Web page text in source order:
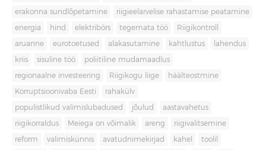
erakonna sundlõpetamine riigieelarvelise rahastamise peatamine
energia hind elektribörs tegemata töö Riigikontroll
aruanne eurotoetused alakasutamine kahtlustus lahendus
kriis sisuline töö poliitiline mudamaadlus
regionaalne investeering Riigikogu liige häälteostmine
Korruptsioonivaba Eesti rahakülv
populistlikud valimislubadused jõulud aastavahetus
riigikorraldus Meiega on võimalik areng riigivalitsemine
reform valimiskünnis avatudnimekirjad kahel toolil